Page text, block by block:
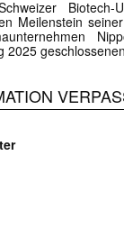
Meilenstein
2025